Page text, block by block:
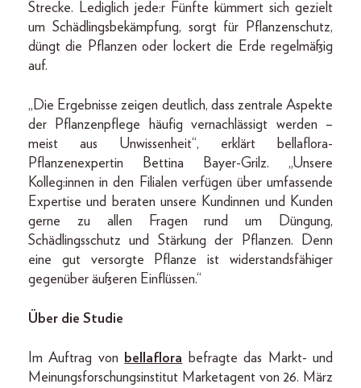
Strecke. Lediglich jede:r Fünfte kümmert sich gezielt
um Schädlingsbekämpfung, sorgt für Pflanzenschutz,
düngt die Pflanzen oder lockert die Erde regelmäßig
auf.
„Die Ergebnisse zeigen deutlich, dass zentrale Aspekte
der Pflanzenpflege häufig vernachlässigt werden –
meist aus Unwissenheit“, erklärt bellaflora-
Pflanzenexpertin Bettina Bayer-Grilz. „Unsere
Kolleg:innen in den Filialen verfügen über umfassende
Expertise und beraten unsere Kundinnen und Kunden
gerne zu allen Fragen rund um Düngung,
Schädlingsschutz und Stärkung der Pflanzen. Denn
eine gut versorgte Pflanze ist widerstandsfähiger
gegenüber äußeren Einflüssen.“
Über die Studie
Im Auftrag von bellaflora befragte das Markt- und
Meinungsforschungsinstitut Marketagent von 26. März